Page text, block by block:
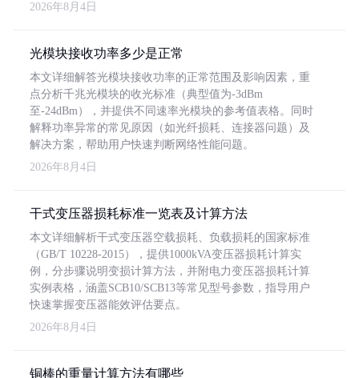
2026年8月4日
光模块接收功率多少是正常
本文详细解答光模块接收功率的正常范围及影响因素，重
点分析千兆光模块的收光标准（典型值为-3dBm
至-24dBm），并提供不同速率光模块的参考值表格。同时
解释功率异常的常见原因（如光纤损耗、连接器问题）及
解决方案，帮助用户快速判断网络性能问题。
2026年8月4日
干式变压器损耗标准一览表及计算方法
本文详细解析干式变压器空载损耗、负载损耗的国家标准
（GB/T 10228-2015），提供1000kVA变压器损耗计算实
例，分步骤说明变损计算方法，并附电力变压器损耗计算
实例表格，涵盖SCB10/SCB13等常见型号参数，指导用户
快速掌握变压器能效评估要点。
2026年8月4日
铜棒的重量计算方法有哪些